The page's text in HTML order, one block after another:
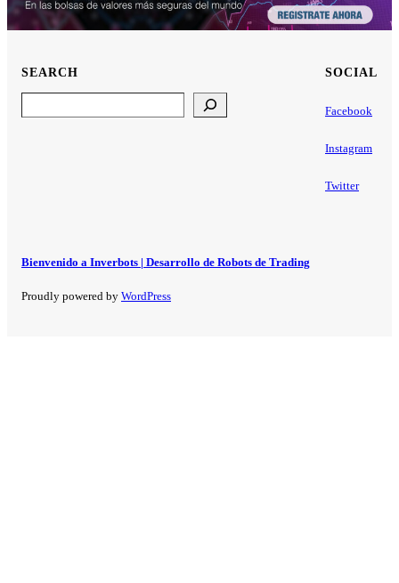
SEARCH SOCIAL
Facebook
Instagram
Twitter
Bienvenido a Inverbots | Desarrollo de Robots de Trading
Proudly powered by WordPress